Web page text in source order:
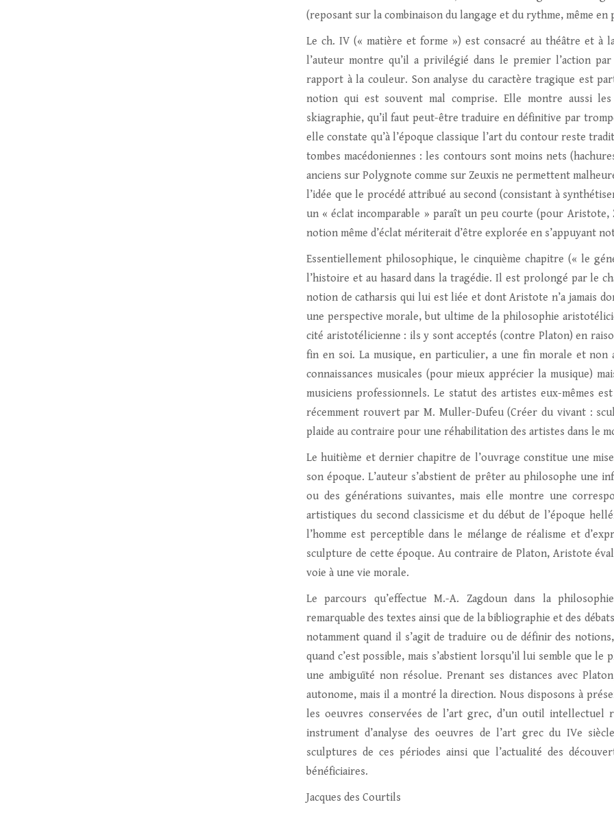
(reposant sur la combinaison du langage et du rythme, même en
Le ch. IV (« matière et forme ») est consacré au théâtre et à
l’auteur montre qu’il a privilégié dans le premier l’action
rapport à la couleur. Son analyse du caractère tragique est
notion qui est souvent mal comprise. Elle montre aussi
skiagraphie, qu’il faut peut-être traduire en définitive par
elle constate qu’à l’époque classique l’art du contour reste
tombes macédoniennes : les contours sont moins nets
anciens sur Polygnote comme sur Zeuxis ne permettent
l’idée que le procédé attribué au second (consistant à
un « éclat incomparable » paraît un peu courte (pour Aristote,
notion même d’éclat mériterait d’être explorée en s’appuyant
Essentiellement philosophique, le cinquième chapitre (« le
l’histoire et au hasard dans la tragédie. Il est prolongé par le
notion de catharsis qui lui est liée et dont Aristote n’a jamais
une perspective morale, but ultime de la philosophie
cité aristotélicienne : ils y sont acceptés (contre Platon) en
fin en soi. La musique, en particulier, a une fin morale et
connaissances musicales (pour mieux apprécier la musique)
musiciens professionnels. Le statut des artistes eux-mêmes
récemment rouvert par M. Muller-Dufeu (Créer du vivant :
plaide au contraire pour une réhabilitation des artistes dans le
Le huitième et dernier chapitre de l’ouvrage constitue une
son époque. L’auteur s’abstient de prêter au philosophe une
ou des générations suivantes, mais elle montre une
artistiques du second classicisme et du début de l’époque
l’homme est perceptible dans le mélange de réalisme et
sculpture de cette époque. Au contraire de Platon, Aristote
voie à une vie morale.
Le parcours qu’effectue M.-A. Zagdoun dans la
remarquable des textes ainsi que de la bibliographie et des
notamment quand il s’agit de traduire ou de définir des
quand c’est possible, mais s’abstient lorsqu’il lui semble que
une ambiguïté non résolue. Prenant ses distances avec
autonome, mais il a montré la direction. Nous disposons à
les oeuvres conservées de l’art grec, d’un outil intellectuel
instrument d’analyse des oeuvres de l’art grec du IVe
sculptures de ces périodes ainsi que l’actualité des
bénéficiaires.
Jacques des Courtils